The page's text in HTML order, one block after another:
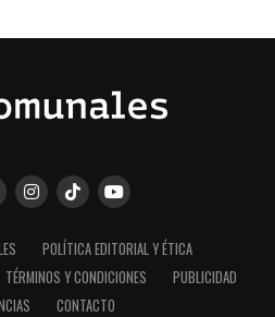
POLÍTICA EDITORIAL Y ÉTICA
TÉRMINOS Y CONDICIONES
PUBLICIDAD
CONTACTO